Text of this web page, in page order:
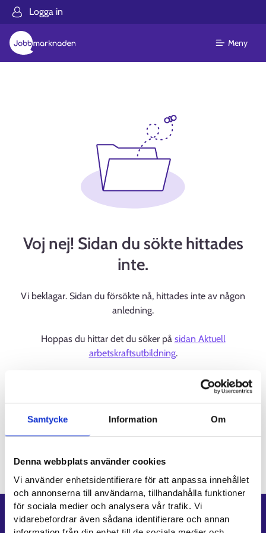
Samtycke Information Om
Denna webbplats använder cookies
Vi använder enhetsidentifierare för att anpassa innehållet
och annonserna till användarna, tillhandahålla funktioner
för sociala medier och analysera vår trafik. Vi
vidarebefordrar även sådana identifierare och annan
Logga in
Meny
Voj nej! Sidan du sökte hittades
inte.
Vi beklagar. Sidan du försökte nå, hittades inte av någon
anledning.
Hoppas du hittar det du söker på sidan Aktuell
arbetskraftsutbildning.
Genvägar